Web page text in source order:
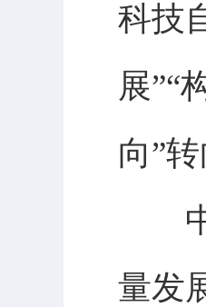
科技
展”“
向”
中
量发